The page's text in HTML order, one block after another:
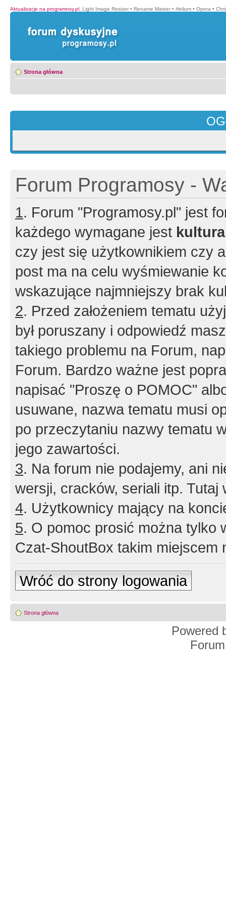
Aktualizacje na programosy.pl: Light Image Resizer • Rename Master • Helium • Opera •
Strona główna
Forum Programosy -
1. Forum "Programosy.pl" jest
każdego wymagane jest
czy jest się użytkownikiem czy
post ma na celu wyśmiewanie
wskazujące najmniejszy brak
2. Przed założeniem tematu
był poruszany i odpowiedź
takiego problemu na Forum,
Forum. Bardzo ważne jest
napisać "Proszę o POMOC"
usuwane, nazwa tematu musi
po przeczytaniu nazwy tematu
jego zawartości.
3. Na forum nie podajemy, ani
wersji, cracków, seriali itp. Tutaj
4. Użytkownicy mający na
5. O pomoc prosić można tylko
Czat-ShoutBox takim miejscem
Wróć do strony logowania
Strona główna
Powered